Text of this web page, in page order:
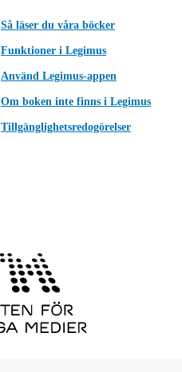
Så läser du våra böcker
Funktioner i Legimus
Använd Legimus-appen
Om boken inte finns i Legimus
Tillgänglighetsredogörelser